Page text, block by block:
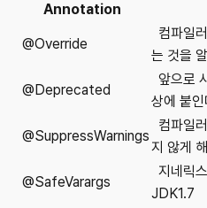
Annotation
@Override
컴파일
는 것을
@Deprecated
앞으로
상에 붙인
@SuppressWarnings
컴파일
지 않게
@SafeVarargs
지네릭
JDK1.7